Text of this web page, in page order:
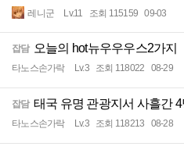
레니군 Lv.11 조회 115159 09-03
잡담 오늘의 hot뉴우우우스2가지
타노스손가락 Lv.3 조회 118022 08-29
잡담 태국 유명 관광지서 사흘간
타노스손가락 Lv.3 조회 118213 08-28